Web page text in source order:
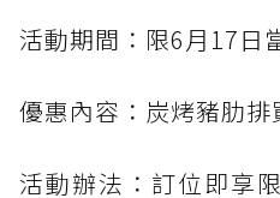
活動期間：限6月17日
優惠內容：炭烤豬肋排
活動辦法：訂位即享